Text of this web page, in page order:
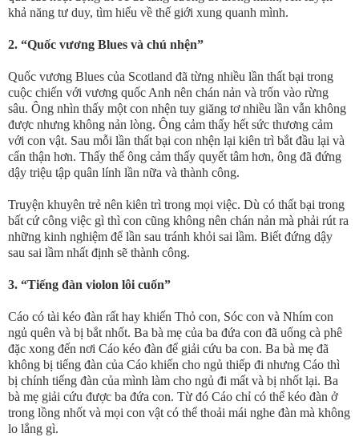
khả năng tư duy, tìm hiểu về thế giới xung quanh mình.
2. “Quốc vương Blues và chú nhện”
Quốc vương Blues của Scotland đã từng nhiều lần thất bại trong
cuộc chiến với vương quốc Anh nên chán nản và trốn vào rừng
sâu. Ông nhìn thấy một con nhện tuy giăng tơ nhiều lần vẫn không
được nhưng không nản lòng. Ông cảm thấy hết sức thương cảm
với con vật. Sau mỗi lần thất bại con nhện lại kiên trì bắt đầu lại và
cẩn thận hơn. Thấy thế ông cảm thấy quyết tâm hơn, ông đã đứng
dậy triệu tập quân lính lần nữa và thành công.
Truyện khuyên trẻ nên kiên trì trong mọi việc. Dù có thất bại trong
bất cứ công việc gì thì con cũng không nên chán nản mà phải rút ra
những kinh nghiệm để lần sau tránh khỏi sai lầm. Biết đứng dậy
sau sai lầm nhất định sẽ thành công.
3. “Tiếng đàn violon lôi cuốn”
Cáo có tài kéo đàn rất hay khiến Thỏ con, Sóc con và Nhím con
ngủ quên và bị bắt nhốt. Ba bà mẹ của ba đứa con đã uống cà phê
đặc xong đến nơi Cáo kéo đàn để giải cứu ba con. Ba bà mẹ đã
không bị tiếng đàn của Cáo khiến cho ngủ thiếp đi nhưng Cáo thì
bị chính tiếng đàn của mình làm cho ngủ đi mất và bị nhốt lại. Ba
bà mẹ giải cứu được ba đứa con. Từ đó Cáo chỉ có thể kéo đàn ở
trong lồng nhốt và mọi con vật có thể thoải mái nghe đàn mà không
lo lắng gì.